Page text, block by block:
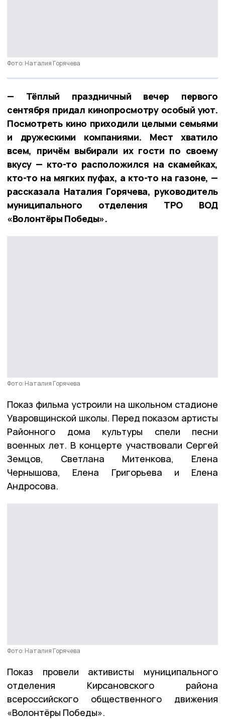
Фото: Наталия Горячева
— Тёплый праздничный вечер первого
сентября придал кинопросмотру особый уют.
Посмотреть кино приходили целыми семьями
и дружескими компаниями. Мест хватило
всем, причём выбирали их гости по своему
вкусу — кто-то расположился на скамейках,
кто-то на мягких пуфах, а кто-то на газоне, —
рассказала Наталия Горячева, руководитель
муниципального отделения ТРО ВОД
«Волонтёры Победы».
Фото: Наталия Горячева
Показ фильма устроили на школьном стадионе
Уваровщинской школы. Перед показом артисты
Районного дома культуры спели песни
военных лет. В концерте участвовали Сергей
Земцов, Светлана Митенкова, Елена
Чернышова, Елена Григорьева и Елена
Андросова.
Фото: Наталия Горячева
Показ провели активисты муниципального
отделения Кирсановского района
всероссийского общественного движения
«Волонтёры Победы».